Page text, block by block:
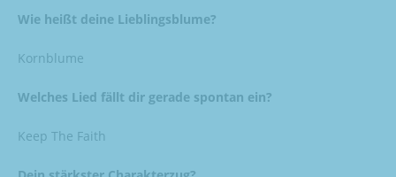
Wie heißt deine Lieblingsblume?
Kornblume
Welches Lied fällt dir gerade spontan ein?
Keep The Faith